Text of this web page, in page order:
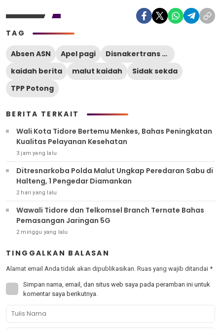
TAG
Absen ASN Apel pagi
Disnakertrans Tidore
kaidah berita
malut kaidah
Sidak sekda
TPP Potong
BERITA TERKAIT
Wali Kota Tidore Bertemu Menkes, Bahas Peningkatan
Kualitas Pelayanan Kesehatan
3 jam yang lalu
Ditresnarkoba Polda Malut Ungkap Peredaran Sabu di
Halteng, 1 Pengedar Diamankan
2 hari yang lalu
Wawali Tidore dan Telkomsel Branch Ternate Bahas
Pemasangan Jaringan 5G
2 minggu yang lalu
TINGGALKAN BALASAN
Alamat email Anda tidak akan dipublikasikan. Ruas yang wajib ditandai *
Simpan nama, email, dan situs web saya pada peramban ini untuk
komentar saya berikutnya.